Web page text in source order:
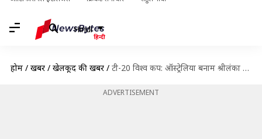
Hindi
होम / खबरें / खेलकूद की खबरें / टी-20 विश्व कप: ऑस्ट्रेलिया बनाम श्रीलंका मुकाबले की ड्रीम 11, मैच प्रीव्यू और दिलचस्प आंकड़े
ADVERTISEMENT